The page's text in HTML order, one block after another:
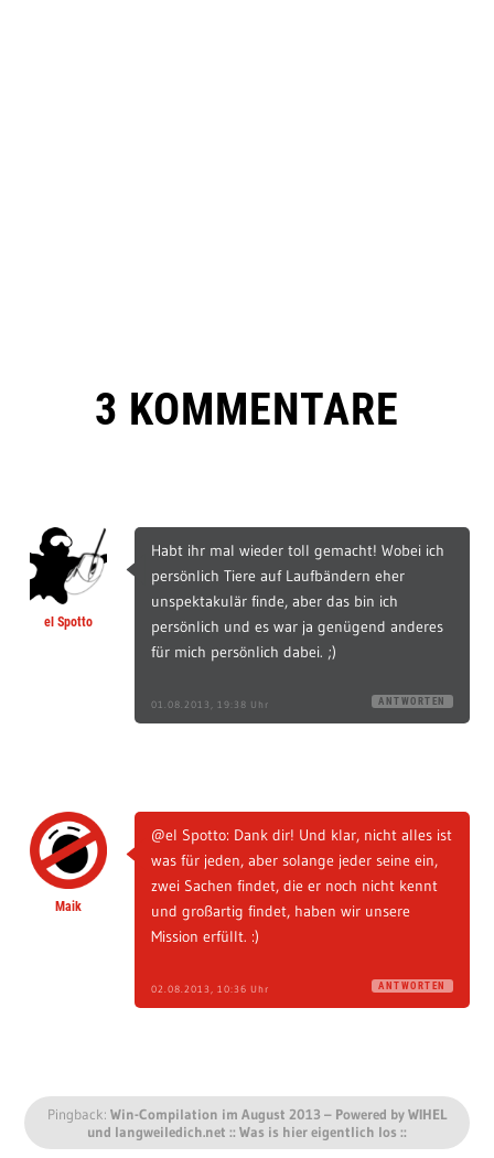
3 KOMMENTARE
el Spotto
Habt ihr mal wieder toll gemacht! Wobei ich
persönlich Tiere auf Laufbändern eher
unspektakulär finde, aber das bin ich
persönlich und es war ja genügend anderes
für mich persönlich dabei. ;)
01.08.2013, 19:38 Uhr ANTWORTEN
Maik
@el Spotto: Dank dir! Und klar, nicht alles ist
was für jeden, aber solange jeder seine ein,
zwei Sachen findet, die er noch nicht kennt
und großartig findet, haben wir unsere
Mission erfüllt. :)
02.08.2013, 10:36 Uhr ANTWORTEN
Pingback: Win-Compilation im August 2013 – Powered by WIHEL
und langweiledich.net :: Was is hier eigentlich los ::